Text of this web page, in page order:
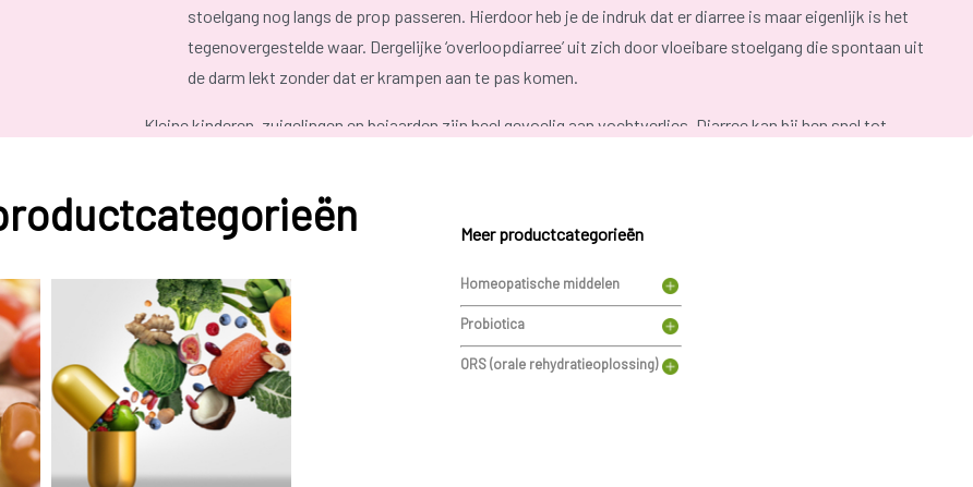
stoelgang nog langs de prop passeren. Hierdoor heb je de indruk dat er diarree is maar eigenlijk is het
tegenovergestelde waar. Dergelijke ‘overloopdiarree’ uit zich door vloeibare stoelgang die spontaan uit
de darm lekt zonder dat er krampen aan te pas komen.
Kleine kinderen, zuigelingen en bejaarden zijn heel gevoelig aan vochtverlies. Diarree kan bij hen snel tot
heeft, maar niet zweet. Een kind dat huilt zonder tranen. Een kind dat niet meer plast. In dit geval moet zeker
een arts geraadpleegd worden.
Meer productcategorieën
Homeopatische middelen
Probiotica
ORS (orale rehydratieoplossing)